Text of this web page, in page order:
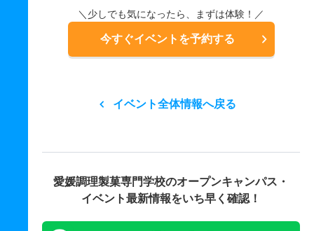
＼少しでも気になったら、まずは体験！／
今すぐイベントを予約する
イベント全体情報へ戻る
愛媛調理製菓専門学校のオープンキャンパス・
イベント最新情報をいち早く確認！